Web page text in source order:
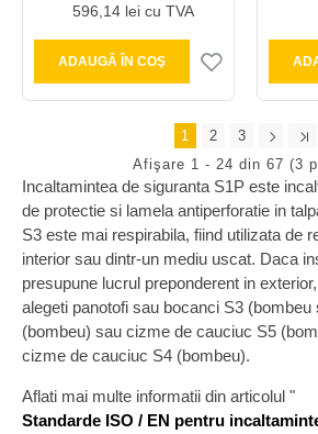
Incaltamintea de siguranta S1P este
de protectie si lamela antiperforatie in
S3 este mai respirabila, fiind utilizata de
interior sau dintr-un mediu uscat. Daca
presupune lucrul preponderent in
alegeti panotofi sau bocanci S3
(bombeu) sau cizme de cauciuc S5
cizme de cauciuc S4 (bombeu).
Aflati mai multe informatii din articolul "
Standarde ISO / EN pentru
596,14 lei cu TVA
ADAUGĂ ÎN COŞ
1 2
3
Afişare 1 - 24 din 67 (3